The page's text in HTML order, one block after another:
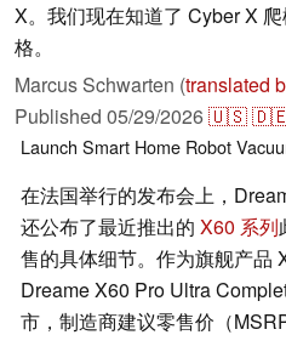
X。我们现在知道了 Cyber X
格。
Marcus Schwarten (translated
Published 05/29/2026🇺🇸
Launch Smart Home Robot
在法国举行的发布会上，
还公布了最近推出的 X60 系列
售的具体细节。作为旗舰产品
Dreame X60 Pro Ultra
市，制造商建议零售价（